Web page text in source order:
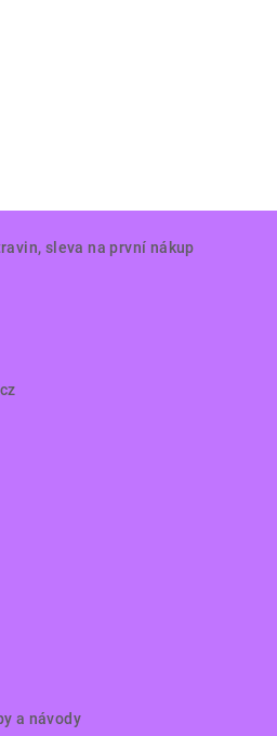
sleva na první nákup
a návody